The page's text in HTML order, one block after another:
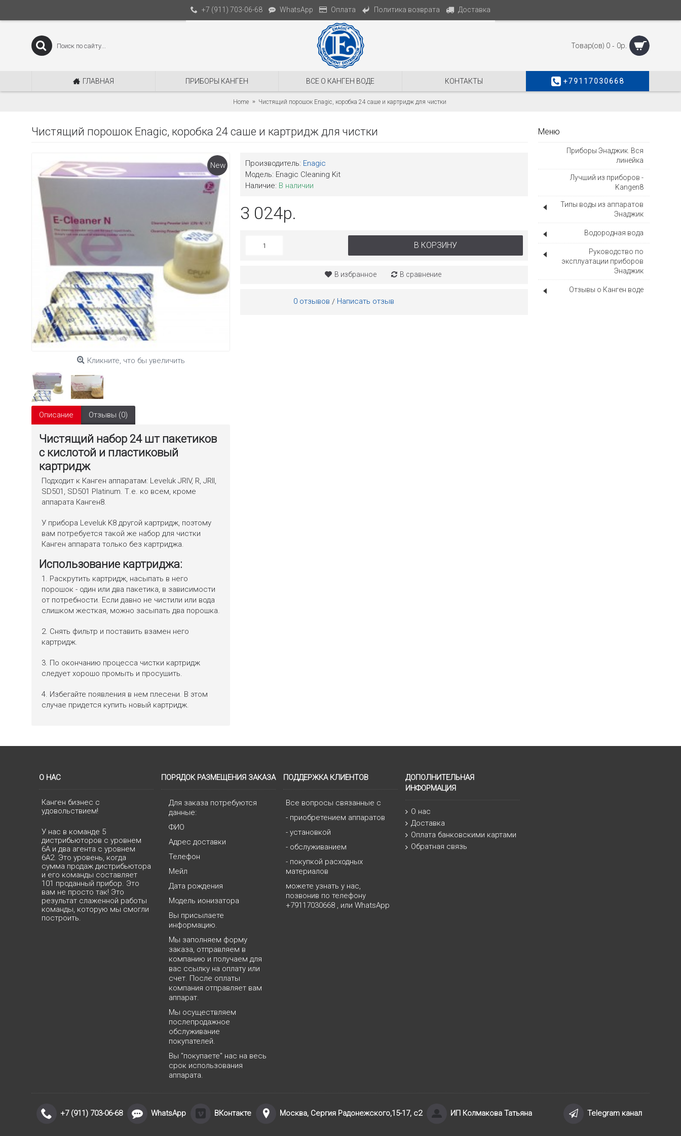
+7 (911) 703-06-68 WhatsApp Оплата Политика возврата Доставка
Товар(ов) 0 - 0р.
ГЛАВНАЯ ПРИБОРЫ КАНГЕН ВСЕ О КАНГЕН ВОДЕ КОНТАКТЫ +79117030668
Home Чистящий порошок Enagic, коробка 24 саше и картридж для чистки
Меню
Приборы Энаджик. Вся
линейка
Лучший из приборов -
Kangen8
Типы воды из аппаратов
Энаджик
Водородная вода
Руководство по
эксплуатации приборов
Энаджик
Отзывы о Канген воде
Чистящий порошок Enagic, коробка 24 саше и картридж для чистки
New
Кликните, что бы увеличить
Описание Отзывы (0)
Чистящий набор 24 шт пакетиков
с кислотой и пластиковый
картридж
Подходит к Канген аппаратам: Leveluk JRIV, R, JRII,
SD501, SD501 Platinum. Т.е. ко всем, кроме
аппарата Канген8.
У прибора Leveluk K8 другой картридж, поэтому
вам потребуется такой же набор для чистки
Канген аппарата только без картриджа.
Использование картриджа:
1. Раскрутить картридж, насыпать в него
порошок - один или два пакетика, в зависимости
от потребности. Если давно не чистили или вода
слишком жесткая, можно засыпать два порошка.
2. Снять фильтр и поставить взамен него
картридж.
3. По окончанию процесса чистки картридж
следует хорошо промыть и просушить.
4. Избегайте появления в нем плесени. В этом
случае придется купить новый картридж.
Производитель: Enagic
Модель: Enagic Cleaning Kit
Наличие: В наличии
3 024р.
В КОРЗИНУ
В избранное В сравнение
0 отзывов / Написать отзыв
О НАС
Канген бизнес с
удовольствием!
У нас в команде 5
дистрибьюторов с уровнем
6А и два агента с уровнем
6А2. Это уровень, когда
сумма продаж дистрибьютора
и его команды составляет
101 проданный прибор. Это
вам не просто так! Это
результат слаженной работы
команды, которую мы смогли
построить.
ПОРЯДОК РАЗМЕЩЕНИЯ ЗАКАЗА
Для заказа потребуются
данные:
ФИО
Адрес доставки
Телефон
Мейл
Дата рождения
Модель ионизатора
Вы присылаете
информацию.
Мы заполняем форму
заказа, отправляем в
компанию и получаем для
вас ссылку на оплату или
счет. После оплаты
компания отправляет вам
аппарат.
Мы осуществляем
послепродажное
обслуживание
покупателей.
Вы "покупаете" нас на весь
срок использования
аппарата.
ПОДДЕРЖКА КЛИЕНТОВ
Все вопросы связанные с
- приобретением аппаратов
- установкой
- обслуживанием
- покупкой расходных
материалов
можете узнать у нас,
позвонив по телефону
+79117030668 , или WhatsApp
ДОПОЛНИТЕЛЬНАЯ
ИНФОРМАЦИЯ
О нас
Доставка
Оплата банковскими картами
Обратная связь
+7 (911) 703-06-68 WhatsApp ВКонтакте Москва, Сергия Радонежского,15-17, с2 ИП Колмакова Татьяна Telegram канал